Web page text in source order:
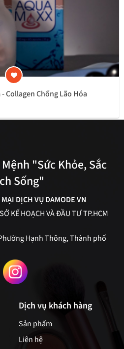
Collagen Chống Lão Hóa
"Sức Khỏe, Sắc
Sống"
DỊCH VỤ DAMODE VN
KẾ HOẠCH VÀ ĐẦU TƯ TP.HCM
Hạnh Thông, Thành phố
Dịch vụ khách hàng
Sản phẩm
Liên hệ